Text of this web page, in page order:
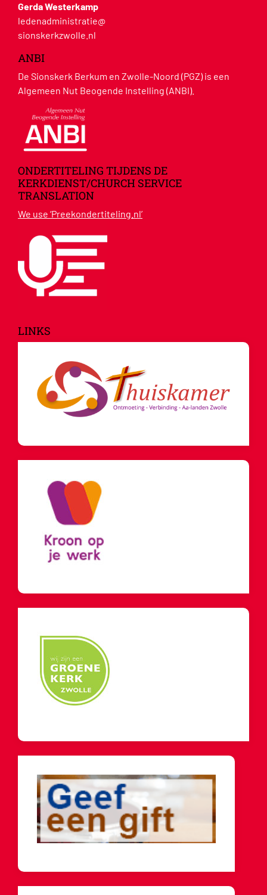
Gerda Westerkamp
ledenadministratie@
sionskerkzwolle.nl
ANBI
De Sionskerk Berkum en Zwolle-Noord (PGZ) is een
Algemeen Nut Beogende Instelling (ANBI).
ONDERTITELING TIJDENS DE
KERKDIENST/CHURCH SERVICE
TRANSLATION
We use ‘Preekondertiteling.nl’
LINKS